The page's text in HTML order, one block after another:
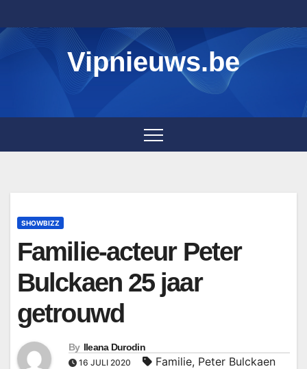
to
content
Vipnieuws.be
SHOWBIZZ
Familie-acteur Peter
Bulckaen 25 jaar
getrouwd
By Ileana Durodin
16 JULI 2020 Familie, Peter Bulckaen